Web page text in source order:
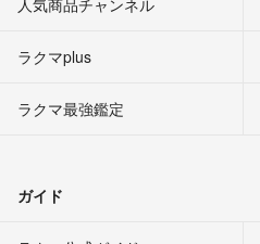
人気商品チャンネル
ラクマplus
ラクマ最強鑑定
ガイド